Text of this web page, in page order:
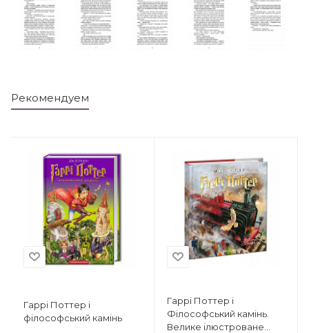
Рекомендуем
Гаррі Поттер і
філософський камінь
Гаррі Поттер і
Філософський камінь.
Велике ілюстроване